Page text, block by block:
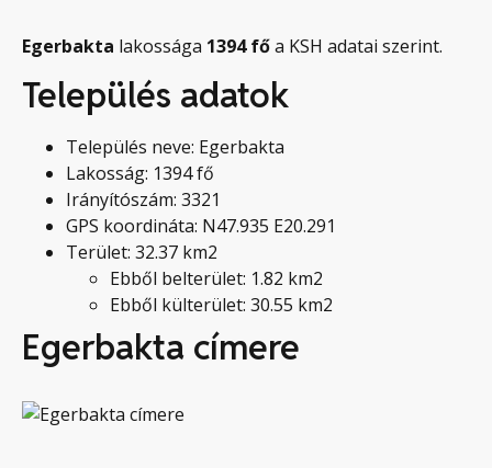
Egerbakta lakossága 1394 főa KSH adatai szerint.
Település adatok
Település neve: Egerbakta
Lakosság: 1394 fő
Irányítószám: 3321
GPS koordináta: N47.935 E20.291
Terület: 32.37 km2
Ebből belterület: 1.82 km2
Ebből külterület: 30.55 km2
Egerbakta címere